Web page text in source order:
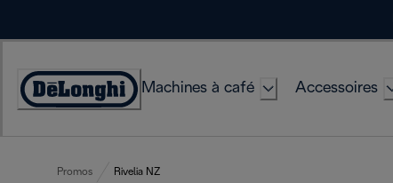
Déclaration
Machines à café Accessoires
Promos Rivelia NZ